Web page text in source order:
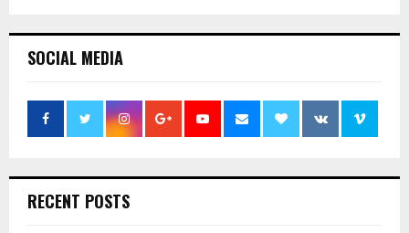
SOCIAL MEDIA
RECENT POSTS